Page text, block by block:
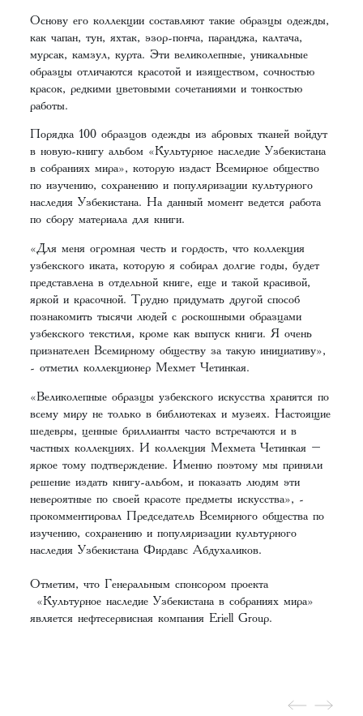
Основу его коллекции составляют такие образцы одежды,
как чапан, тун, яхтак, эзор-понча, паранджа, калтача,
мурсак, камзул, курта. Эти великолепные, уникальные
образцы отличаются красотой и изяществом, сочностью
красок, редкими цветовыми сочетаниями и тонкостью
работы.
Порядка 100 образцов одежды из абровых тканей войдут
в новую-книгу альбом «Культурное наследие Узбекистана
в собраниях мира», которую издаст Всемирное общество
по изучению, сохранению и популяризации культурного
наследия Узбекистана. На данный момент ведется работа
по сбору материала для книги.
«Для меня огромная честь и гордость, что коллекция
узбекского иката, которую я собирал долгие годы, будет
представлена в отдельной книге, еще и такой красивой,
яркой и красочной. Трудно придумать другой способ
познакомить тысячи людей с роскошными образцами
узбекского текстиля, кроме как выпуск книги. Я очень
признателен Всемирному обществу за такую инициативу»,
- отметил коллекционер Мехмет Четинкая.
«Великолепные образцы узбекского искусства хранятся по
всему миру не только в библиотеках и музеях. Настоящие
шедевры, ценные бриллианты часто встречаются и в
частных коллекциях. И коллекция Мехмета Четинкая –
яркое тому подтверждение. Именно поэтому мы приняли
решение издать книгу-альбом, и показать людям эти
невероятные по своей красоте предметы искусства», -
прокомментировал Председатель Всемирного общества по
изучению, сохранению и популяризации культурного
наследия Узбекистана Фирдавс Абдухаликов.
Отметим, что Генеральным спонсором проекта
«Культурное наследие Узбекистана в собраниях мира»
является нефтесервисная компания Eriell Group.